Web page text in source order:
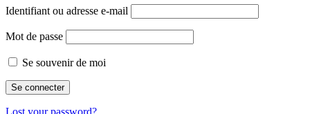
Identifiant ou adresse e-mail
Mot de passe
Se souvenir de moi
Lost your password?